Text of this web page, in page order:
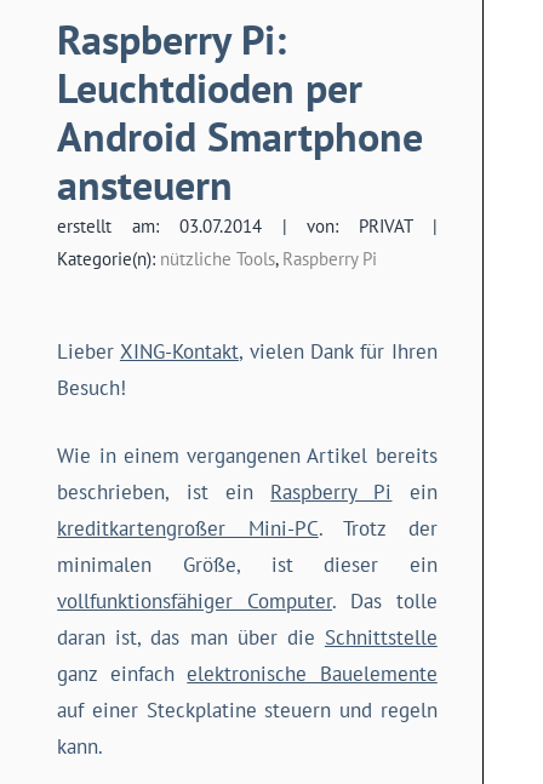
Raspberry Pi:
Leuchtdioden per
Android Smartphone
ansteuern
erstellt am: 03.07.2014 | von: PRIVAT |
Kategorie(n): nützliche Tools, Raspberry Pi
Lieber XING-Kontakt, vielen Dank für Ihren
Besuch!
Wie in einem vergangenen Artikel bereits
beschrieben, ist ein Raspberry Pi
ein
kreditkartengroßer Mini-PC. Trotz der
minimalen Größe, ist dieser ein
vollfunktionsfähiger Computer. Das tolle
daran ist, das man über die Schnittstelle
ganz einfachelektronische Bauelemente
auf einer Steckplatine steuern und regeln
kann.